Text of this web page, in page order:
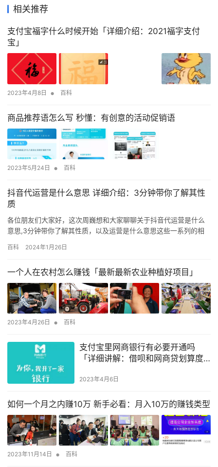
相关推荐
支付宝福字什么时候开始「详细介绍：2021福字支付
宝」
2023年4月8日 • 百科
商品推荐语怎么写 秒懂：有创意的活动促销语
2023年5月24日 • 百科
抖音代运营是什么意思 详细介绍：3分钟带你了解其性
质
各位朋友们大家好，这次周巍想和大家聊聊关于抖音代运营是什么
意思,3分钟带你了解其性质，以及运营是什么意思这些一系列的相
续提升的。 什么是抖音商业代运营？ 抖音代运营，就是由专业抖音
策划、视频拍摄、文案视频编辑制作、账号管理等系统服务，帮助
商家降…
百科 2024年1月26日
一个人在农村怎么赚钱「最新最新农业种植好项目」
2023年4月26日 • 百科
支付宝里网商银行有必要开通吗
「详细讲解：借呗和网商贷划算度
2023年4月6日
如何一个月之内赚10万 新手必看：月入10万的赚钱类型
2023年11月14日 • 百科